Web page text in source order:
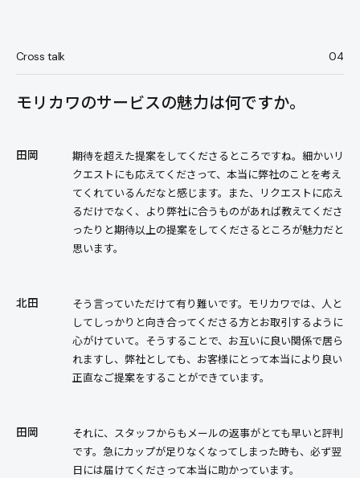
Cross talk 04
モリカワのサービスの魅力は何ですか。
田岡
期待を超えた提案をしてくださるところですね。細かいリ
クエストにも応えてくださって、本当に弊社のことを考え
てくれているんだなと感じます。また、リクエストに応え
るだけでなく、より弊社に合うものがあれば教えてくださ
ったりと期待以上の提案をしてくださるところが魅力だと
思います。
北田
そう言っていただけて有り難いです。モリカワでは、人と
してしっかりと向き合ってくださる方とお取引するように
心がけていて。そうすることで、お互いに良い関係で居ら
れますし、弊社としても、お客様にとって本当により良い
正直なご提案をすることができています。
田岡
それに、スタッフからもメールの返事がとても早いと評判
です。急にカップが足りなくなってしまった時も、必ず翌
日には届けてくださって本当に助かっています。